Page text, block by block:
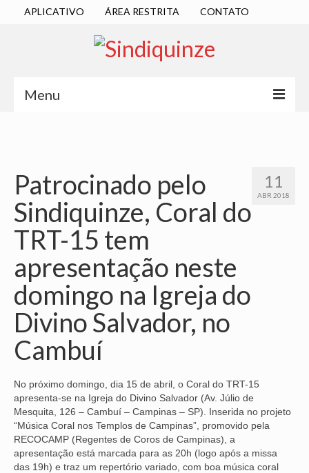
APLICATIVO ÁREA RESTRITA CONTATO
Menu
DIRETORIA EXECUTIVA
ESTATUTO
ATAS
LOCALIZAÇÃO
QUEM SOMOS
NOSSA HISTÓRIA
SUBSEDES
ARAÇATUBA
BAURU
PRESIDENTE PRUDENTE
11
ABR 2018
Patrocinado pelo
Sindiquinze, Coral do
TRT-15 tem
apresentação neste
domingo na Igreja do
Divino Salvador, no
Cambuí
No próximo domingo, dia 15 de abril, o Coral do TRT-15
apresenta-se na Igreja do Divino Salvador (Av. Júlio de
Mesquita, 126 – Cambuí – Campinas – SP). Inserida no projeto
“Música Coral nos Templos de Campinas”, promovido pela
RECOCAMP (Regentes de Coros de Campinas), a
apresentação está marcada para as 20h (logo após a missa
das 19h) e traz um repertório variado, com boa música coral